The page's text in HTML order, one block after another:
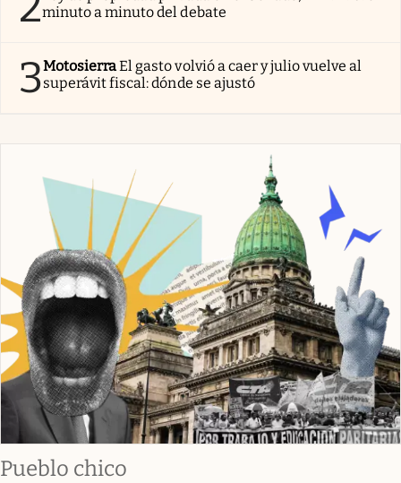
minuto a minuto del debate
3MotosierraEl gasto volvió a caer y julio vuelve al
superávit fiscal: dónde se ajustó
Pueblo chico